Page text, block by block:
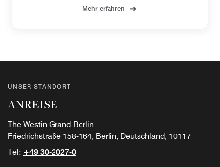
Mehr erfahren
UNSER STANDORT
ANREISE
The Westin Grand Berlin
Friedrichstraße 158-164, Berlin, Deutschland, 10117
Tel: +49 30-2027-0